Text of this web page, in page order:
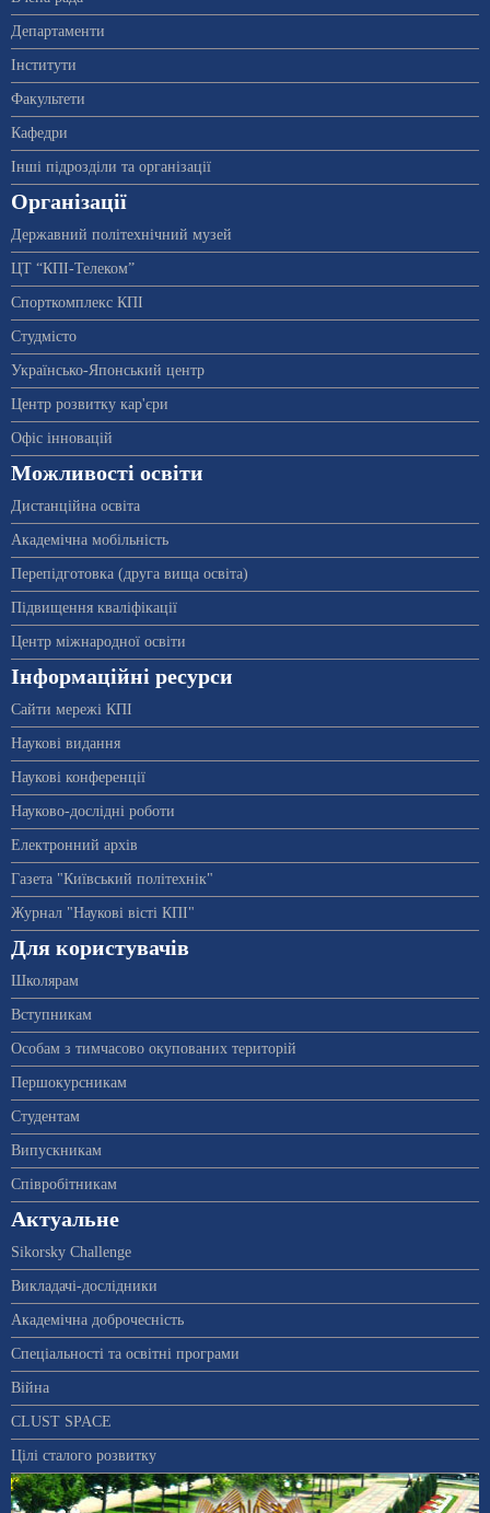
Департаменти
Інститути
Факультети
Кафедри
Інші підрозділи та організації
Організації
Державний політехнічний музей
ЦТ “КПІ-Телеком”
Спорткомплекс КПІ
Студмісто
Українсько-Японський центр
Центр розвитку кар'єри
Офіс інновацій
Можливості освіти
Дистанційна освіта
Академічна мобільність
Перепідготовка (друга вища освіта)
Підвищення кваліфікації
Центр міжнародної освіти
Інформаційні ресурси
Сайти мережі КПІ
Наукові видання
Наукові конференції
Науково-дослідні роботи
Електронний архів
Газета "Київський політехнік"
Журнал "Наукові вісті КПІ"
Для користувачів
Школярам
Вступникам
Особам з тимчасово окупованих територій
Першокурсникам
Студентам
Випускникам
Співробітникам
Актуальне
Sikorsky Challenge
Викладачі-дослідники
Академічна доброчесність
Спеціальності та освітні програми
Війна
CLUST SPACE
Цілі сталого розвитку